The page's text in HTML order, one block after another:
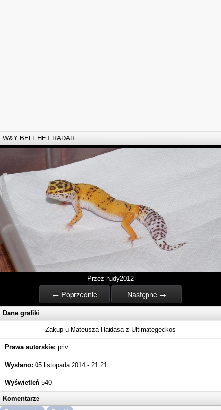
W&Y BELL HET RADAR
Przez hudy2012
← Poprzednie Następne →
Dane grafiki
Zakup u Mateusza Haidasa z Ultimategeckos
Prawa autorskie: priv
Wysłano: 05 listopada 2014 - 21:21
Wyświetleń 540
Komentarze